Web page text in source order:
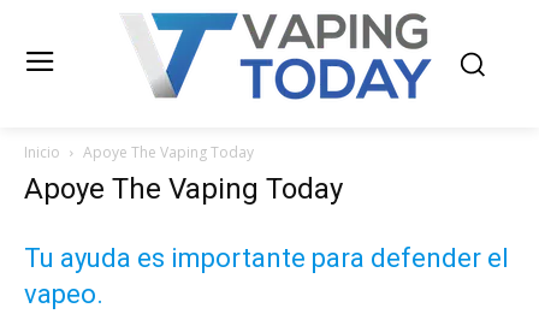
Inicio Apoye The Vaping Today
Apoye The Vaping Today
Tu ayuda es importante para defender el
vapeo.